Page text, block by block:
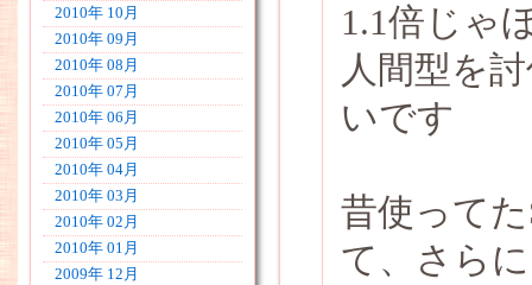
2010年 10月
2010年 09月
2010年 08月
2010年 07月
2010年 06月
2010年 05月
2010年 04月
2010年 03月
2010年 02月
2010年 01月
2009年 12月
1.1倍じゃ
人間型を
いです
昔使って
て、さら